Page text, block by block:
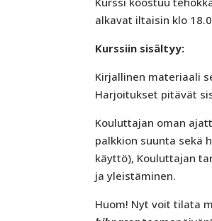
alkavat iltaisin klo
Kurssiin sisältyy:
Kirjallinen materiaali
Harjoitukset pitävät
Kouluttajan oman
palkkion suunta sekä
käyttö), Kouluttajan
ja yleistäminen.
Huom! Nyt voit tilata